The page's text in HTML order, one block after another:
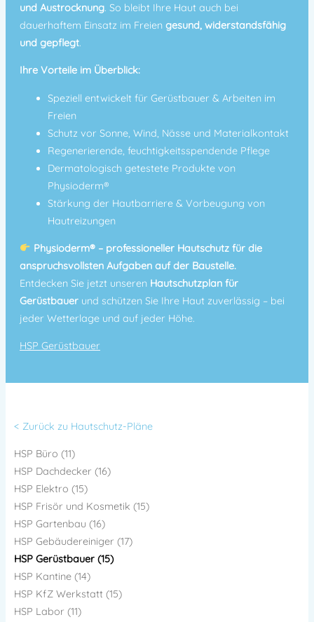
und Austrocknung. So bleibt Ihre Haut auch bei
dauerhaftem Einsatz im Freien gesund, widerstandsfähig
und gepflegt.
Ihre Vorteile im Überblick:
Speziell entwickelt für Gerüstbauer & Arbeiten im
Freien
Schutz vor Sonne, Wind, Nässe und Materialkontakt
Regenerierende, feuchtigkeitsspendende Pflege
Dermatologisch getestete Produkte von
Physioderm®
Stärkung der Hautbarriere & Vorbeugung von
Hautreizungen
Physioderm® – professioneller Hautschutz für die
anspruchsvollsten Aufgaben auf der Baustelle.
Entdecken Sie jetzt unseren Hautschutzplan für
Gerüstbauer und schützen Sie Ihre Haut zuverlässig – bei
jeder Wetterlage und auf jeder Höhe.
HSP Gerüstbauer
< Zurück zu Hautschutz-Pläne
HSP Büro (11)
HSP Dachdecker (16)
HSP Elektro (15)
HSP Frisör und Kosmetik (15)
HSP Gartenbau (16)
HSP Gebäudereiniger (17)
HSP Gerüstbauer (15)
HSP Kantine (14)
HSP KfZ Werkstatt (15)
HSP Labor (11)